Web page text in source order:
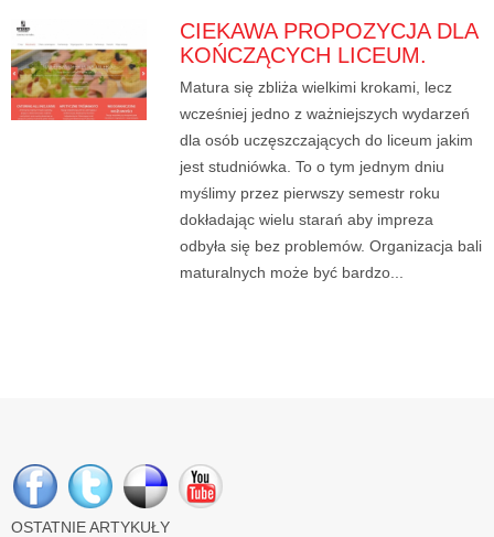
CIEKAWA PROPOZYCJA DLA
KOŃCZĄCYCH LICEUM.
Matura się zbliża wielkimi krokami, lecz
wcześniej jedno z ważniejszych wydarzeń
dla osób uczęszczających do liceum jakim
jest studniówka. To o tym jednym dniu
myślimy przez pierwszy semestr roku
dokładając wielu starań aby impreza
odbyła się bez problemów. Organizacja bali
maturalnych może być bardzo...
OSTATNIE ARTYKUŁY